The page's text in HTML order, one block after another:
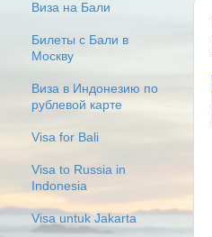
Виза на Бали
Билеты с Бали в
Москву
Виза в Индонезию по
рублевой карте
Visa for Bali
Visa to Russia in
Indonesia
Visa untuk Jakarta